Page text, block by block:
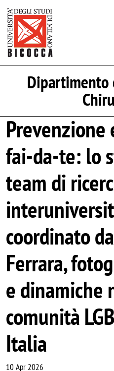
Dipartimento
fai-da-te: lo
team di
coordinato
Ferrara,
e dinamiche
comunità
Italia
10 Apr 2026